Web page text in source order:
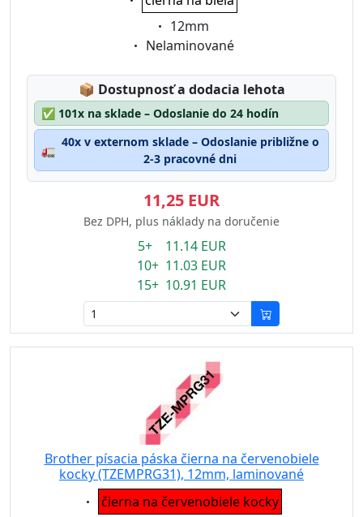
Eigenschaft:
12mm
Eigenschaft:
Nelaminované
📦 Lagerstatus:
Dostupnosť a dodacia lehota
✅ 101x na sklade – Odoslanie do 24 hodín
🚛
40x v externom sklade – Odoslanie približne o
2-3 pracovné dni
11,25 EUR
Bez DPH, plus náklady na doručenie
5+ 11.14 EUR
10+ 11.03 EUR
15+ 10.91 EUR
Brother písacia páska čierna na červenobiele
kocky (TZEMPRG31), 12mm, laminované
Eigenschaft:
čierna na červenobiele kocky